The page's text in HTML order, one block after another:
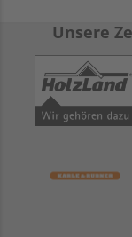
Unsere